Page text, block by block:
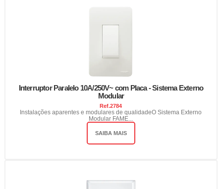
Interruptor Paralelo 10A/250V~ com Placa - Sistema Externo
Modular
Ref.2784
Instalações aparentes e modulares de qualidadeO Sistema Externo
Modular FAME...
SAIBA MAIS